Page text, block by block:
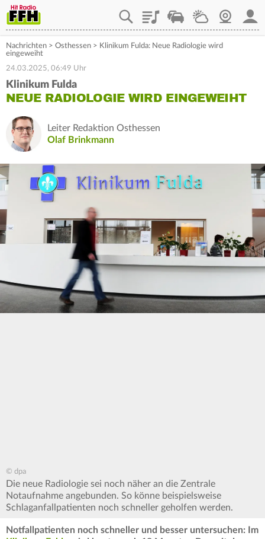
PlaylistStaupilotWetterWebcam
Nachrichten > Osthessen > Klinikum Fulda: Neue Radiologie wird
eingeweiht
24.03.2025, 06:49 Uhr
Klinikum Fulda
NEUE RADIOLOGIE WIRD EINGEWEIHT
Leiter Redaktion Osthessen
Olaf Brinkmann
© dpa
Die neue Radiologie sei noch näher an die Zentrale
Notaufnahme angebunden. So könne beispielsweise
Schlaganfallpatienten noch schneller geholfen werden.
Notfallpatienten noch schneller und besser untersuchen: Im